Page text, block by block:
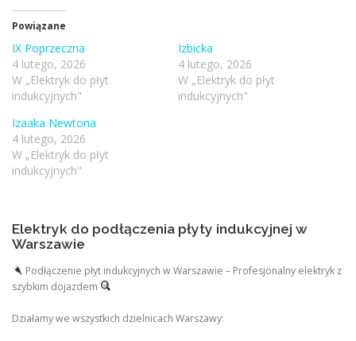
Powiązane
IX Poprzeczna
4 lutego, 2026
W „Elektryk do płyt
indukcyjnych"
Izbicka
4 lutego, 2026
W „Elektryk do płyt
indukcyjnych"
Izaaka Newtona
4 lutego, 2026
W „Elektryk do płyt
indukcyjnych"
Elektryk do podłączenia płyty indukcyjnej w
Warszawie
Podłączenie płyt indukcyjnych w Warszawie – Profesjonalny elektryk z
szybkim dojazdem
Działamy we wszystkich dzielnicach Warszawy: